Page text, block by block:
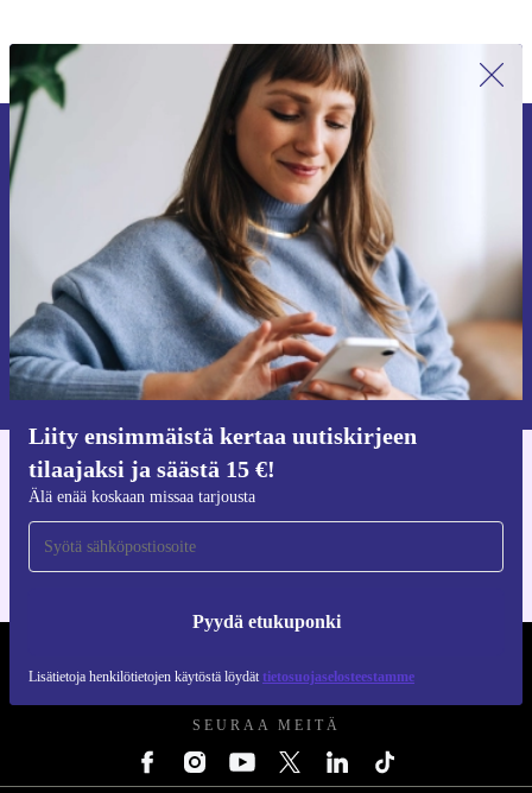
Liity ensimmäistä kertaa uutiskirjeen
tilaajaksi ja säästä 15 €!
Älä enää koskaan missaa tarjousta
Pyydä etukuponki
Lisätietoja henkilötietojen käytöstä löydät tietosuojaselosteestamme
Liity ensimmäistä kertaa uutiskirjeen
tilaajaksi ja säästä 15 €!
Älä missaa enää yhtäkään tarjousta.
Pyydä etukuponki
Lisätietoja henkilötietojen käytöstä löydättietosuojaselosteestamme.
Hanki refurbed-sovellus
iOS:lle ja Androidille
REFURBED SUOMI - RETHINK NEW.
SEURAA MEITÄ